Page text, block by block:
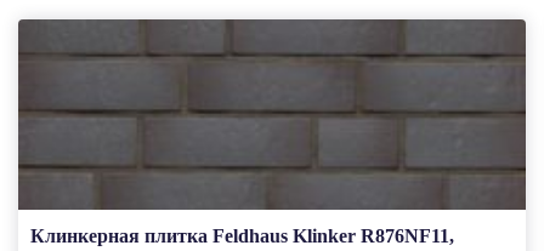
Клинкерная плитка Feldhaus Klinker R876NF11,